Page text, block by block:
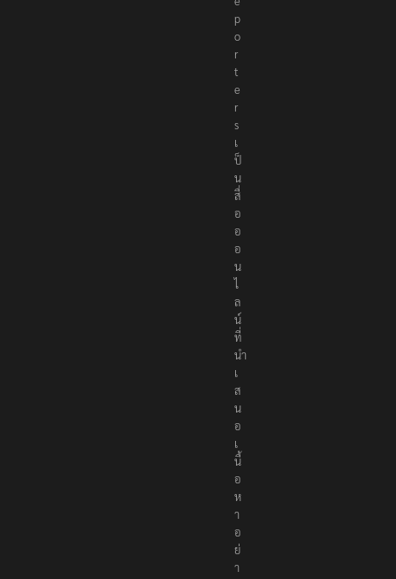
p
o
r
t
e
r
s
เ
ป็
น
สื่
อ
อ
อ
น
ไ
ล
น์
ที่
นำ
เ
ส
น
อ
เ
นื้
อ
ห
า
อ
ย่
า